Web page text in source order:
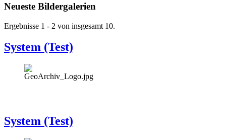
Neueste Bildergalerien
Ergebnisse 1 - 2 von insgesamt 10.
System (Test)
System (Test)